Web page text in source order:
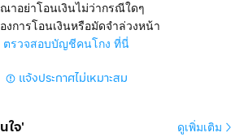
าอย่าโอนเงินไม่ว่ากรณีใดๆ
งการโอนเงินหรือมัดจำล่วงหน้า
ตรวจสอบบัญชีคนโกง ที่นี่
แจ้งประกาศไม่เหมาะสม
ใจ' ดูเพิ่มเติม